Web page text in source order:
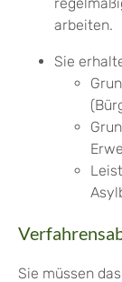
arbeiten.
Sie
Sie müssen